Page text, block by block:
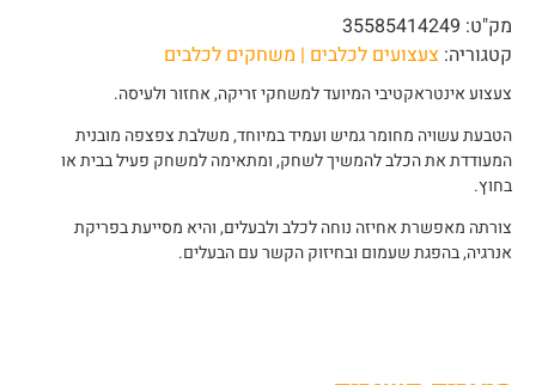
מק"ט: 35585414249
קטגוריה: צעצועים לכלבים | משחקים לכלבים
צעצוע אינטראקטיבי המיועד למשחקי זריקה, אחזור ולעיסה.
הטבעת עשויה מחומר גמיש ועמיד במיוחד, משלבת צפצפה מובנית
המעודדת את הכלב להמשיך לשחק, ומתאימה למשחק פעיל בבית או
בחוץ.
צורתה מאפשרת אחיזה נוחה לכלב ולבעלים, והיא מסייעת בפריקת
אנרגיה, בהפגת שעמום ובחיזוק הקשר עם הבעלים.